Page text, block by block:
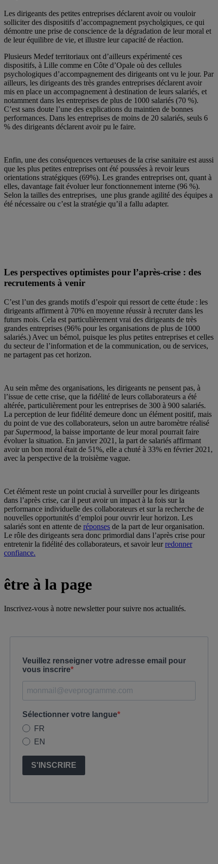
Les dirigeants des petites entreprises déclarent avoir ou vouloir
solliciter des dispositifs d’accompagnement psycholgiques, ce qui
démontre une prise de conscience de la dégradation de leur moral et
de leur équilibre de vie, et illustre leur capacité de réaction.
Plusieurs Medef territoriaux ont d’ailleurs expérimenté ces
dispositifs, à Lille comme en Côte d’Opale où des cellules
psychologiques d’accompagnement des dirigeants ont vu le jour. Par
ailleurs, les dirigeants des très grandes entreprises déclarent avoir
mis en place un accompagnement à destination de leurs salariés, et
notamment dans les entreprises de plus de 1000 salariés (70 %).
C’est sans doute l’une des explications du maintien de bonnes
performances. Dans les entreprises de moins de 20 salariés, seuls 6
% des dirigeants déclarent avoir pu le faire.
Enfin, une des conséquences vertueuses de la crise sanitaire est aussi
que les plus petites entreprises ont été poussées à revoir leurs
orientations stratégiques (69%). Les grandes entreprises ont, quant à
elles, davantage fait évoluer leur fonctionnement interne (96 %).
Selon la tailles des entreprises, une plus grande agilité des équipes a
été nécessaire ou c’est la stratégie qu’il a fallu adapter.
Les perspectives optimistes pour l’après-crise : des
recrutements à venir
C’est l’un des grands motifs d’espoir qui ressort de cette étude : les
dirigeants affirment à 70% en moyenne réussir à recruter dans les
futurs mois. Cela est particulièrement vrai des dirigeants de très
grandes entreprises (96% pour les organisations de plus de 1000
salariés.) Avec un bémol, puisque les plus petites entreprises et celles
du secteur de l’information et de la communication, ou de services,
ne partagent pas cet horizon.
Au sein même des organisations, les dirigeants ne pensent pas, à
l’issue de cette crise, que la fidélité de leurs collaborateurs a été
altérée, particulièrement pour les entreprises de 300 à 900 salariés.
La perception de leur fidélité demeure donc un élément positif, mais
du point de vue des collaborateurs, selon un autre baromètre réalisé
parSupermood, la baisse importante de leur moral pourrait faire
évoluer la situation. En janvier 2021, la part de salariés affirmant
avoir un bon moral était de 51%, elle a chuté à 33% en février 2021,
avec la perspective de la troisième vague.
Cet élément reste un point crucial à surveiller pour les dirigeants
dans l’après crise, car il peut avoir un impact à la fois sur la
performance individuelle des collaborateurs et sur la recherche de
nouvelles opportunités d’emploi pour ouvrir leur horizon. Les
salariés sont en attente de réponses de la part de leur organisation.
Le rôle des dirigeants sera donc primordial dans l’après crise pour
entretenir la fidélité des collaborateurs, et savoir leurredonner
confiance.
être à la page
Inscrivez-vous à notre newsletter pour suivre nos actualités.
Veuillez renseigner votre adresse email pour
vous inscrire
Sélectionner votre langue
FR
EN
S'INSCRIRE